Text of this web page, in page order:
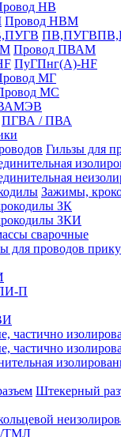
НВ
Провод НВМ
Провод ПВАМ
ПуГПнг(A)-HF
МГ
МС
ПГВА / ПВА
Гильзы для
Зажимы,
ЗК
ЗКИ
сварочные
для проводов
П
частично
частично
Штекерный
ТМЛ